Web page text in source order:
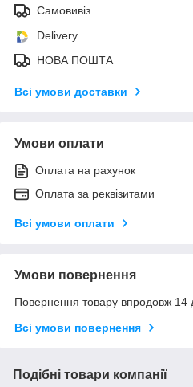
Самовивіз
Delivery
НОВА ПОШТА
Всі умови доставки
Умови оплати
Оплата на рахунок
Оплата за реквізитами
Всі умови оплати
Умови повернення
Повернення товару впродовж 14
Всі умови повернення
Подібні товари компанії